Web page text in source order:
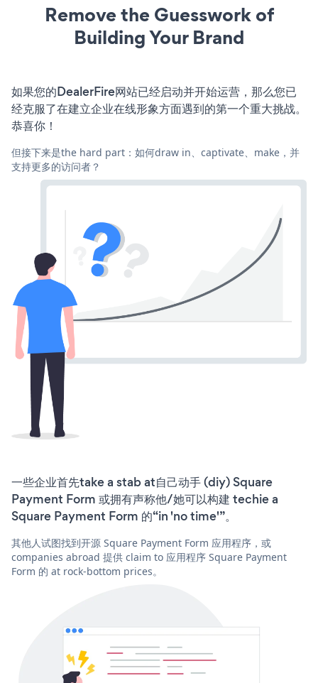
Remove the Guesswork of
Building Your Brand
如果您的DealerFire网站已经启动并开始运营，那么您已
经克服了在建立企业在线形象方面遇到的第一个重大挑战。
恭喜你！
但接下来是the hard part：如何draw in、captivate、make，并
支持更多的访问者？
一些企业首先take a stab at自己动手 (diy) Square
Payment Form 或拥有声称他/她可以构建 techie a
Square Payment Form 的“in 'no time'”。
其他人试图找到开源 Square Payment Form 应用程序，或
companies abroad 提供 claim to 应用程序 Square Payment
Form 的 at rock-bottom prices。